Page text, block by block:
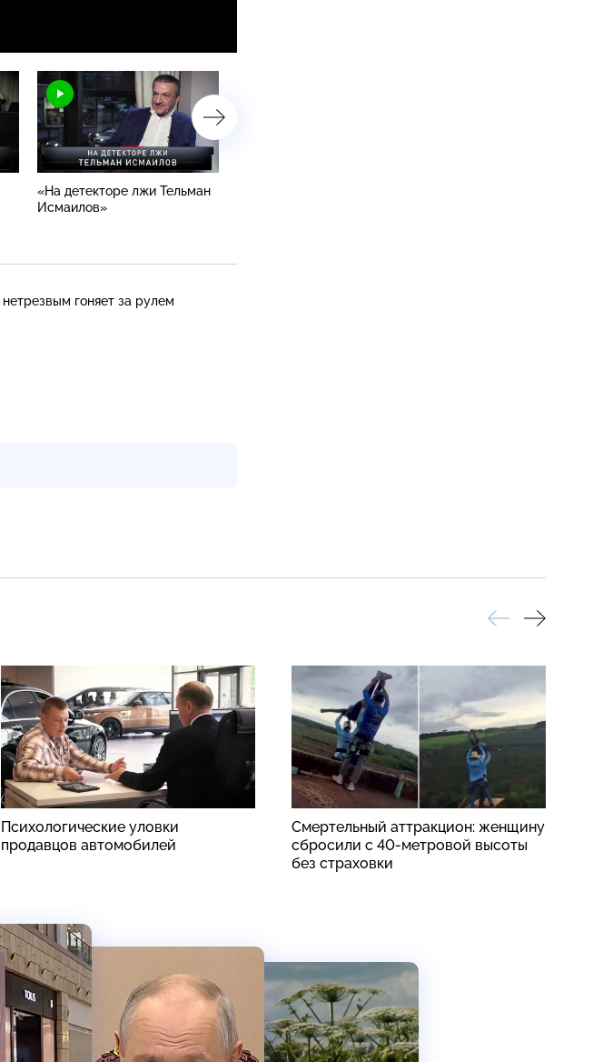
«На детекторе лжи Тельман
Исмаилов»
гоняет за рулем
Психологические уловки
продавцов автомобилей
Смертельный аттракцион: женщину
сбросили с 40-метровой высоты
без страховки